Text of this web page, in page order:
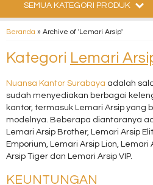
SEMUA KATEGORI PRODUK
Beranda » Archive of 'Lemari Arsip'
Kategori Lemari
Nuansa Kantor Surabaya adalah
sudah menyediakan berbagai
kantor, termasuk Lemari Arsip yang
modelnya. Beberapa diantaranya
Lemari Arsip Brother, Lemari Arsip
Emporium, Lemari Arsip Lion, Lemari
Arsip Tiger dan Lemari Arsip VIP.
KEUNTUNGAN